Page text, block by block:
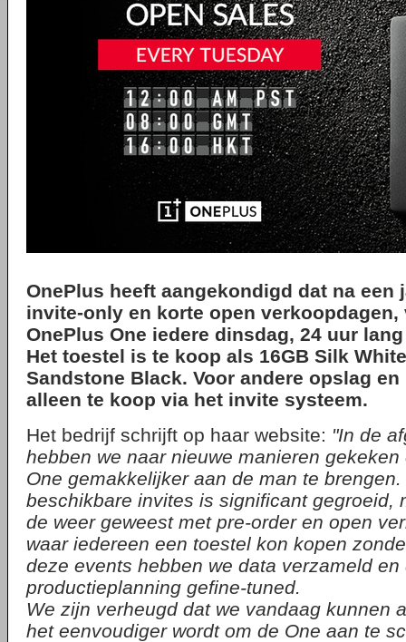
OnePlus heeft aangekondigd dat na een
invite-only en korte open verkoopdagen,
OnePlus One iedere dinsdag, 24 uur
Het toestel is te koop als 16GB Silk
Sandstone Black. Voor andere opslag
alleen te koop via het invite systeem.
Het bedrijf schrijft op haar website: "In de
hebben we naar nieuwe manieren
One gemakkelijker aan de man te
beschikbare invites is significant gegroeid,
de weer geweest met pre-order en open
waar iedereen een toestel kon kopen
deze events hebben we data verzameld en
productieplanning gefine-tuned.
We zijn verheugd dat we vandaag kunnen
het eenvoudiger wordt om de One aan te